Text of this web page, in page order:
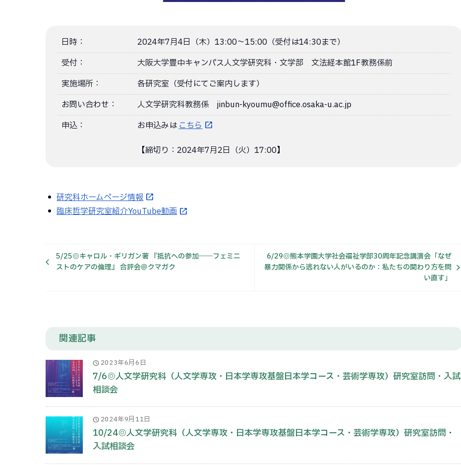
日時：
2024年7月4日（木）13:00〜15:00（受付は14:30まで）
受付：
大阪大学豊中キャンパス人文学研究科・文学部 文法経本館1F教務係前
実施場所：
各研究室（受付にてご案内します）
お問い合わせ：
人文学研究科教務係 jinbun-kyoumu@office.osaka-u.ac.jp
申込：
お申込みはこちら
【締切り：2024年7月2日（火）17:00】
研究科ホームページ情報
臨床哲学研究室紹介YouTube動画
5/25◎キャロル・ギリガン著 『抵抗への参加――フェミニ
ストのケアの倫理』 合評会＠クマガク
6/29◎熊本学園大学社会福祉学部30周年記念講演会「なぜ
暴力関係から逃れない人がいるのか：私たちの関わり方を問
い直す」
関連記事
2023年6月6日
7/6◎人文学研究科（人文学専攻・日本学専攻基盤日本学コース・芸術学専攻）研究室訪問・入試
相談会
2024年9月11日
10/24◎人文学研究科（人文学専攻・日本学専攻基盤日本学コース・芸術学専攻）研究室訪問・
入試相談会